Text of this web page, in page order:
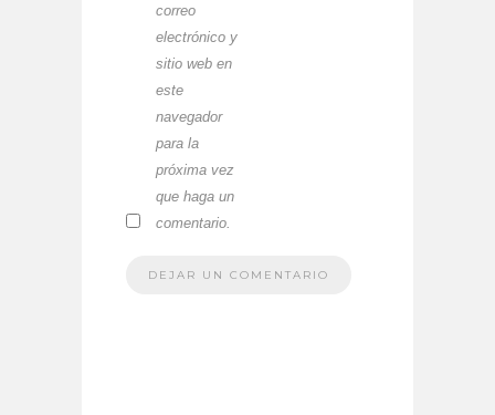
correo
electrónico y
sitio web en
este
navegador
para la
próxima vez
que haga un
comentario.